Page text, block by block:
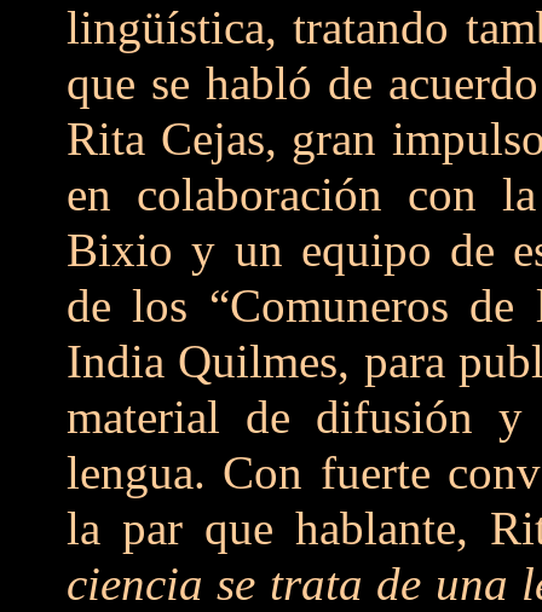
lingüística, tratando
que se habló de
Rita Cejas, gran
en colaboración con
Bixio y un equipo de
de los “Comuneros de
India Quilmes, para
material de difusión y
lengua. Con fuerte
la par que hablante,
ciencia se trata de una